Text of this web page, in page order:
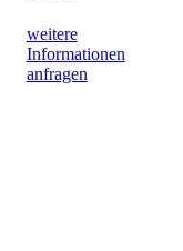
weitere
Informationen
anfragen